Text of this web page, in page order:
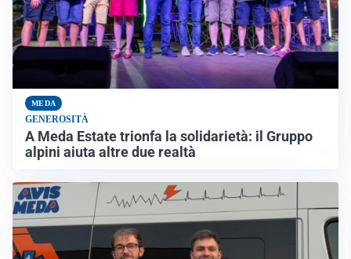
MEDA
GENEROSITÀ
A Meda Estate trionfa la solidarietà: il Gruppo
alpini aiuta altre due realtà